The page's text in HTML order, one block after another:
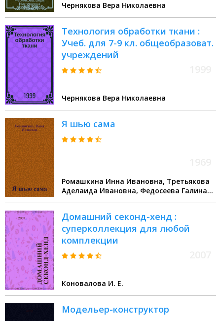
Чернякова Вера Николаевна
Технология обработки ткани :
Учеб. для 7-9 кл. общеобразоват.
учреждений
Чернякова Вера Николаевна
Я шью сама
Ромашкина Инна Ивановна, Третьякова
Аделаида Ивановна, Федосеева Галина
Домашний секонд-хенд :
суперколлекция для любой
комплекции
Коновалова И. Е.
Модельер-конструктор